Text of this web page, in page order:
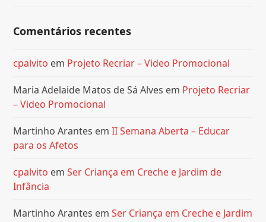
Comentários recentes
cpalvito em Projeto Recriar – Video Promocional
Maria Adelaide Matos de Sá Alves em Projeto Recriar
– Video Promocional
Martinho Arantes emII Semana Aberta – Educar
para os Afetos
cpalvito emSer Criança em Creche e Jardim de
Infância
Martinho Arantes emSer Criança em Creche e Jardim